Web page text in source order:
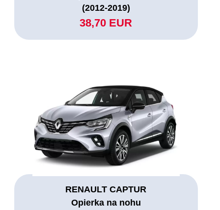
(2012-2019)
38,70 EUR
RENAULT CAPTUR
Opierka na nohu